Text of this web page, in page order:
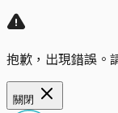
抱歉，出現錯誤。
關閉